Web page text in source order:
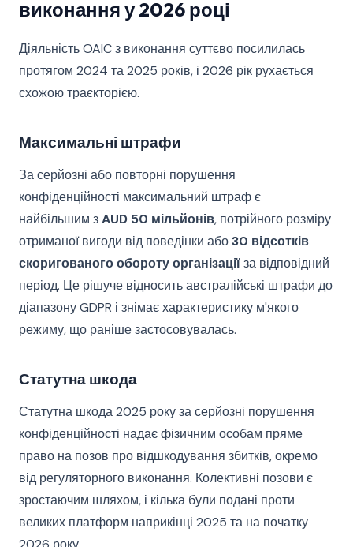
виконання у 2026 році
Діяльність OAIC з виконання суттєво посилилась
протягом 2024 та 2025 років, і 2026 рік рухається
схожою траєкторією.
Максимальні штрафи
За серйозні або повторні порушення
конфіденційності максимальний штраф є
найбільшим зAUD 50 мільйонів, потрійного розміру
отриманої вигоди від поведінки або30 відсотків
скоригованого обороту організаціїза відповідний
період. Це рішуче відносить австралійські штрафи до
діапазону GDPR і знімає характеристику м'якого
режиму, що раніше застосовувалась.
Статутна шкода
Статутна шкода 2025 року за серйозні порушення
конфіденційності надає фізичним особам пряме
право на позов про відшкодування збитків, окремо
від регуляторного виконання. Колективні позови є
зростаючим шляхом, і кілька були подані проти
великих платформ наприкінці 2025 та на початку